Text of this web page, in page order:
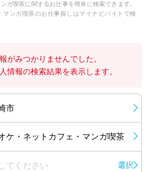
ガ喫茶に関するお仕事を簡単に検索できます。
ンガ喫茶のお仕事探しはマイナビバイトで検
がみつかりませんでした。
情報の検索結果を表示します。
市
ケ・ネットカフェ・マンガ喫茶
てください 選択